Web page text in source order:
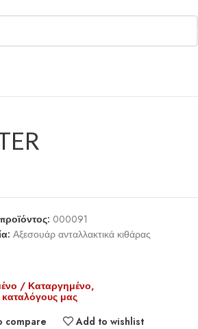
000091
Αξεσουάρ ανταλλακτικά κιθάρας
/ Καταργημένο,
μας
compare
Add to wishlist